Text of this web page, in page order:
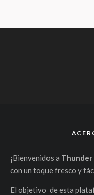
¡Bienvenidos a Thunder
con un toque fresco y
El objetivo de esta